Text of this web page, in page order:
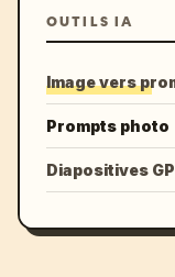
OUTILS IA
Image vers
Prompts photo
Diapositives